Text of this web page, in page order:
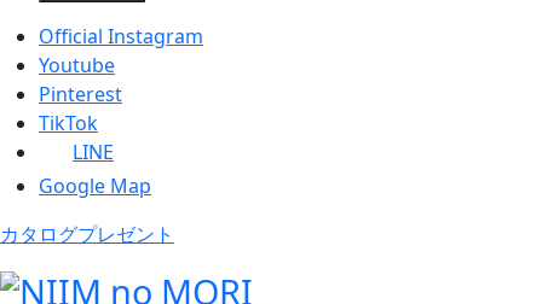
Official Instagram
Youtube
Pinterest
TikTok
LINE
Google Map
カタログプレゼント